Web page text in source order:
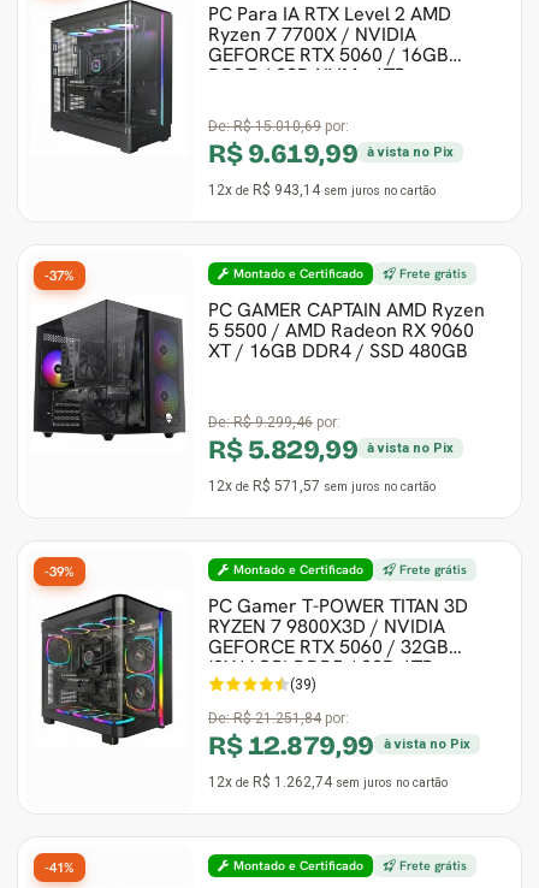
PC Para IA RTX Level 2 AMD
Ryzen 7 7700X / NVIDIA
GEFORCE RTX 5060 / 16GB
DDR5 / SSD NVMe 1TB
De:R$ 15.010,69 por:
R$ 9.619,99 à vista no Pix
12x de R$ 943,14sem juros no cartão
Montado e Certificado Frete grátis
PC GAMER CAPTAIN AMD Ryzen
5 5500 / AMD Radeon RX 9060
XT / 16GB DDR4 / SSD 480GB
De:R$ 9.299,46 por:
R$ 5.829,99 à vista no Pix
12x de R$ 571,57 sem juros no cartão
-37%
Montado e Certificado Frete grátis
PC Gamer T-POWER TITAN 3D
RYZEN 7 9800X3D / NVIDIA
GEFORCE RTX 5060 / 32GB
(2X16GB) DDR5 / SSD 1TB
(39)
De:R$ 21.251,84 por:
R$ 12.879,99 à vista no Pix
12x de R$ 1.262,74sem juros no cartão
-39%
Montado e Certificado Frete grátis
-41%